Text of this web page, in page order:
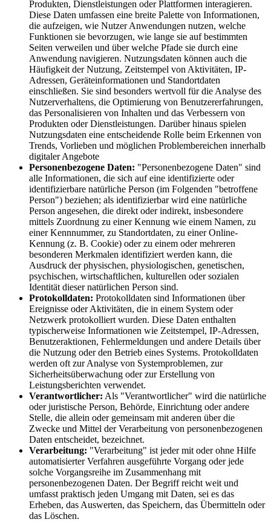
Produkten, Dienstleistungen oder Plattformen interagieren.
Diese Daten umfassen eine breite Palette von Informationen,
die aufzeigen, wie Nutzer Anwendungen nutzen, welche
Funktionen sie bevorzugen, wie lange sie auf bestimmten
Seiten verweilen und über welche Pfade sie durch eine
Anwendung navigieren. Nutzungsdaten können auch die
Häufigkeit der Nutzung, Zeitstempel von Aktivitäten, IP-
Adressen, Geräteinformationen und Standortdaten
einschließen. Sie sind besonders wertvoll für die Analyse des
Nutzerverhaltens, die Optimierung von Benutzererfahrungen,
das Personalisieren von Inhalten und das Verbessern von
Produkten oder Dienstleistungen. Darüber hinaus spielen
Nutzungsdaten eine entscheidende Rolle beim Erkennen von
Trends, Vorlieben und möglichen Problembereichen innerhalb
digitaler Angebote
Personenbezogene Daten: "Personenbezogene Daten" sind
alle Informationen, die sich auf eine identifizierte oder
identifizierbare natürliche Person (im Folgenden "betroffene
Person") beziehen; als identifizierbar wird eine natürliche
Person angesehen, die direkt oder indirekt, insbesondere
mittels Zuordnung zu einer Kennung wie einem Namen, zu
einer Kennnummer, zu Standortdaten, zu einer Online-
Kennung (z. B. Cookie) oder zu einem oder mehreren
besonderen Merkmalen identifiziert werden kann, die
Ausdruck der physischen, physiologischen, genetischen,
psychischen, wirtschaftlichen, kulturellen oder sozialen
Identität dieser natürlichen Person sind.
Protokolldaten: Protokolldaten sind Informationen über
Ereignisse oder Aktivitäten, die in einem System oder
Netzwerk protokolliert wurden. Diese Daten enthalten
typischerweise Informationen wie Zeitstempel, IP-Adressen,
Benutzeraktionen, Fehlermeldungen und andere Details über
die Nutzung oder den Betrieb eines Systems. Protokolldaten
werden oft zur Analyse von Systemproblemen, zur
Sicherheitsüberwachung oder zur Erstellung von
Leistungsberichten verwendet.
Verantwortlicher: Als "Verantwortlicher" wird die natürliche
oder juristische Person, Behörde, Einrichtung oder andere
Stelle, die allein oder gemeinsam mit anderen über die
Zwecke und Mittel der Verarbeitung von personenbezogenen
Daten entscheidet, bezeichnet.
Verarbeitung: "Verarbeitung" ist jeder mit oder ohne Hilfe
automatisierter Verfahren ausgeführte Vorgang oder jede
solche Vorgangsreihe im Zusammenhang mit
personenbezogenen Daten. Der Begriff reicht weit und
umfasst praktisch jeden Umgang mit Daten, sei es das
Erheben, das Auswerten, das Speichern, das Übermitteln oder
das Löschen.